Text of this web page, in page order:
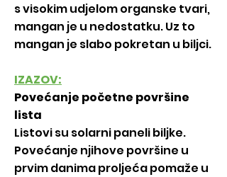
s visokim udjelom organske tvari,
mangan je u nedostatku. Uz to
mangan je slabo pokretan u biljci.
IZAZOV:
Povećanje početne površine
lista
Listovi su solarni paneli biljke.
Povećanje njihove površine u
prvim danima proljeća pomaže u